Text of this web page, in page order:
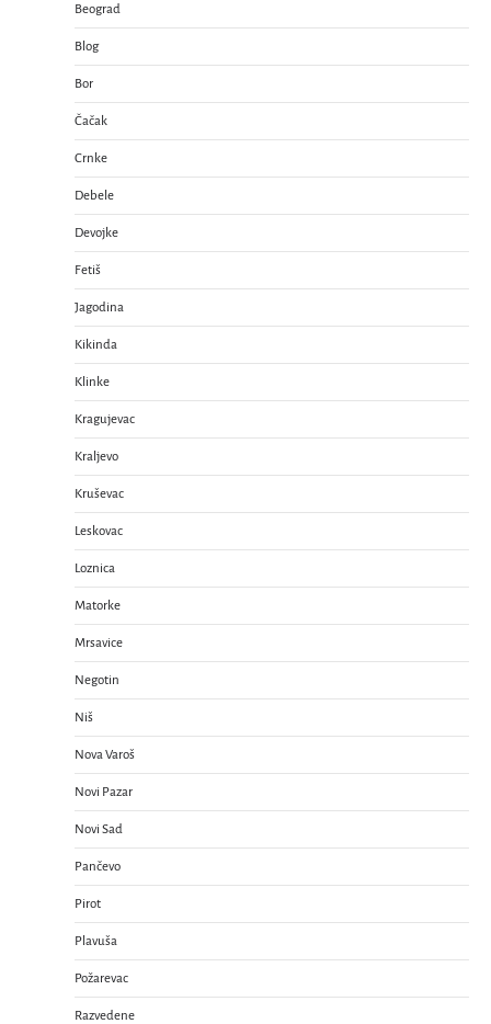
Beograd
Blog
Bor
Čačak
Crnke
Debele
Devojke
Fetiš
Jagodina
Kikinda
Klinke
Kragujevac
Kraljevo
Kruševac
Leskovac
Loznica
Matorke
Mrsavice
Negotin
Niš
Nova Varoš
Novi Pazar
Novi Sad
Pančevo
Pirot
Plavuša
Požarevac
Razvedene